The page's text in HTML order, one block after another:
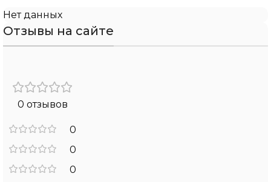
Нет данных
Отзывы на сайте
0 отзывов
0
0
0